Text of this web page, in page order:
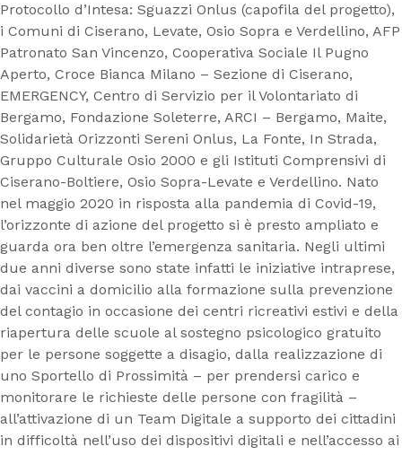
Protocollo d’Intesa: Sguazzi Onlus (capofila del progetto),
i Comuni di Ciserano, Levate, Osio Sopra e Verdellino, AFP
Patronato San Vincenzo, Cooperativa Sociale Il Pugno
Aperto, Croce Bianca Milano – Sezione di Ciserano,
EMERGENCY, Centro di Servizio per il Volontariato di
Bergamo, Fondazione Soleterre, ARCI – Bergamo, Maite,
Solidarietà Orizzonti Sereni Onlus, La Fonte, In Strada,
Gruppo Culturale Osio 2000 e gli Istituti Comprensivi di
Ciserano-Boltiere, Osio Sopra-Levate e Verdellino. Nato
nel maggio 2020 in risposta alla pandemia di Covid-19,
l’orizzonte di azione del progetto si è presto ampliato e
guarda ora ben oltre l’emergenza sanitaria. Negli ultimi
due anni diverse sono state infatti le iniziative intraprese,
dai vaccini a domicilio alla formazione sulla prevenzione
del contagio in occasione dei centri ricreativi estivi e della
riapertura delle scuole al sostegno psicologico gratuito
per le persone soggette a disagio, dalla realizzazione di
uno Sportello di Prossimità – per prendersi carico e
monitorare le richieste delle persone con fragilità –
all’attivazione di un Team Digitale a supporto dei cittadini
in difficoltà nell’uso dei dispositivi digitali e nell’accesso ai